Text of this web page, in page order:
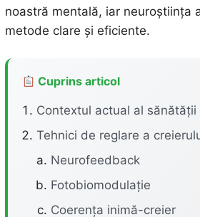
noastră mentală, iar neuroștiința
metode clare și eficiente.
Cuprins articol
Contextul actual al sănătății
Tehnici de reglare a
Neurofeedback
Fotobiomodulație
Coerența inimă-creier